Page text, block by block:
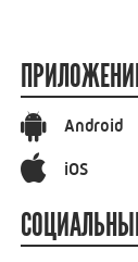
Android
iOS